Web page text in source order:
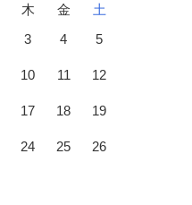
木 金
土
3 4 5
10 11 12
17 18 19
24 25 26